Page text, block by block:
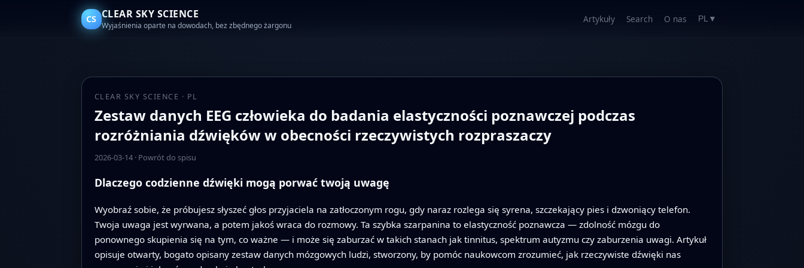
CS CLEAR SKY SCIENCE
Wyjaśnienia oparte na dowodach, bez zbędnego żargonu
Artykuły Search O nas PL ▼
CLEAR SKY SCIENCE · PL
Zestaw danych EEG człowieka do badania elastyczności poznawczej podczas
rozróżniania dźwięków w obecności rzeczywistych rozpraszaczy
2026-03-14· Powrót do spisu
Dlaczego codzienne dźwięki mogą porwać twoją uwagę
Wyobraź sobie, że próbujesz słyszeć głos przyjaciela na zatłoczonym rogu, gdy naraz rozlega się syrena, szczekający pies i dzwoniący telefon.
Twoja uwaga jest wyrwana, a potem jakoś wraca do rozmowy. Ta szybka szarpanina to elastyczność poznawcza — zdolność mózgu do
ponownego skupienia się na tym, co ważne — i może się zaburzać w takich stanach jak tinnitus, spektrum autyzmu czy zaburzenia uwagi. Artykuł
opisuje otwarty, bogato opisany zestaw danych mózgowych ludzi, stworzony, by pomóc naukowcom zrozumieć, jak rzeczywiste dźwięki nas